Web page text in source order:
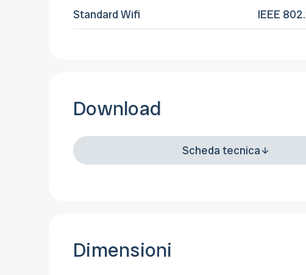
Standard Wifi IEEE
Download
Scheda tecnica
Dimensioni